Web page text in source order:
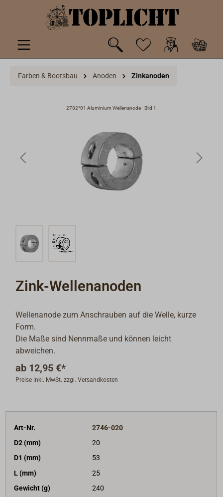
springen
Farben & Bootsbau Anoden Zinkanoden
2782*01 Aluminium Wellenanode - Bild 1
Zink-Wellenanoden
Wellenanode zum Anschrauben auf die Welle, kurze
Form.
Die Maße sind Nennmaße und können leicht
abweichen.
ab 12,95 €*
Preise inkl. MwSt. zzgl. Versandkosten
Art-Nr.
2746-020
D2 (mm)
20
D1 (mm)
53
L (mm)
25
Gewicht (g)
240